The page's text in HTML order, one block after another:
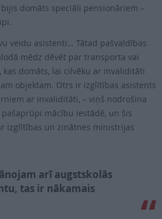
domāts speciāli pensionāriem –
veidu asistenti… Tātad pašvaldības
mēdz dēvēt par transporta vai
domāts, lai cilvēku ar invaliditāti
objektam. Otrs ir izglītības asistents
ar invaliditāti, – viņš nodrošina
mācību iestādē, un šis
Izglītības un zinātnes ministrijas
arī augstskolās
tas ir nākamais